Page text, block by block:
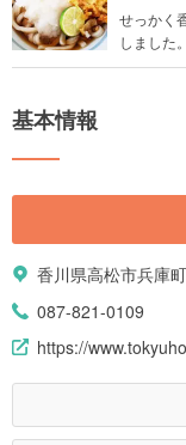
せっかく
しました。
基本情報
香川県高松市兵庫
087-821-0109
https://